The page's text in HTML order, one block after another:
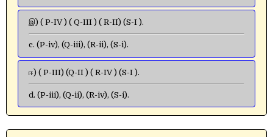
இ) ( P-IV ) ( Q-III ) ( R-II) (S-I ).
c. (P-iv), (Q-iii), (R-ii), (S-i).
ஈ) ( P-III) (Q-II ) ( R-IV ) (S-I ).
d. (P-iii), (Q-ii), (R-iv), (S-i).